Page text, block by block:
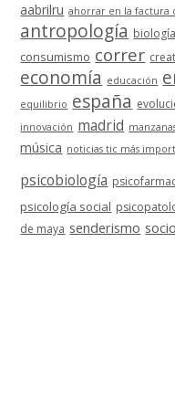
aabrilru ahorrar en la factura
antropología biología
consumismo correr
economía educación
equilibrio españa
innovación madrid
música noticias tic más
psicobiología
psicología social
de maya senderismo